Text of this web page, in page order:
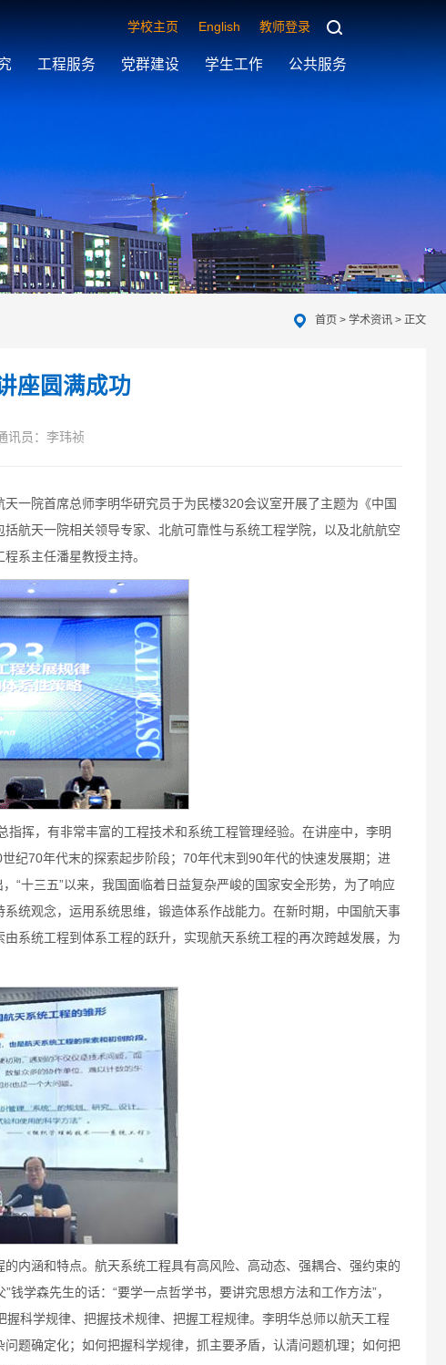
学校主页 English 教师登录
工程服务 党群建设 学生工作 公共服务
首页 > 学术资讯 > 正文
座圆满成功
讯员：李玮祯
一院首席总师李明华研究员于为民楼320会议室开展了主题为《中国
航天一院相关领导专家、北航可靠性与系统工程学院，以及北航航空
系主任潘星教授主持。
挥，有非常丰富的工程技术和系统工程管理经验。在讲座中，李明
纪70年代末的探索起步阶段；70年代末到90年代的快速发展期；进
“十三五”以来，我国面临着日益复杂严峻的国家安全形势，为了响应
统观念，运用系统思维，锻造体系作战能力。在新时期，中国航天事
系统工程到体系工程的跃升，实现航天系统工程的再次跨越发展，为
内涵和特点。航天系统工程具有高风险、高动态、强耦合、强约束的
学森先生的话：“要学一点哲学书，要讲究思想方法和工作方法”，
科学规律、把握技术规律、把握工程规律。李明华总师以航天工程
题确定化；如何把握科学规律，抓主要矛盾，认清问题机理；如何把